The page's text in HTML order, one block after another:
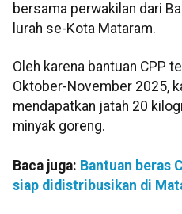
bersama perwakilan dari
lurah se-Kota Mataram.
Oleh karena bantuan CPP
Oktober-November 2025,
mendapatkan jatah 20
minyak goreng.
Baca juga: Bantuan beras
siap didistribusikan di